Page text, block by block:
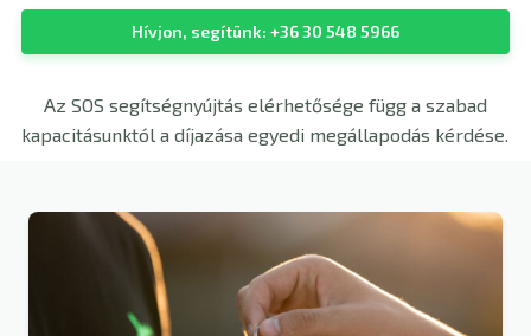
Hívjon, segítünk: +36 30 548 5966
Az SOS segítségnyújtás elérhetősége függ a szabad
kapacitásunktól a díjazása egyedi megállapodás kérdése.